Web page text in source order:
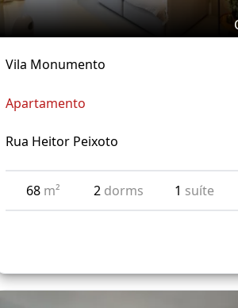
Vila Monumento
Apartamento
Rua Heitor Peixoto
68 m² 2 dorms 1 suíte